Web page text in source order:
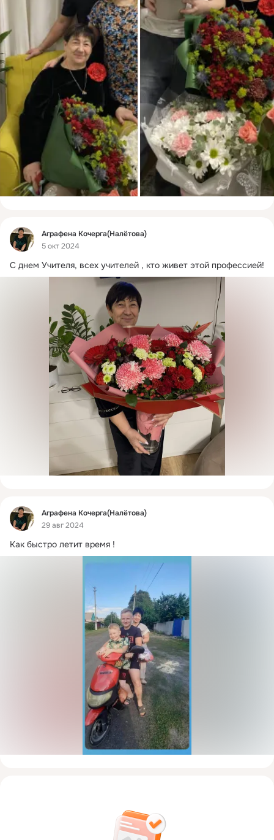
Фид
Аграфена Кочерга(Налётова)
5 окт 2024
С днем Учителя, всех учителей , кто живет этой профессией!
Фид
Аграфена Кочерга(Налётова)
29 авг 2024
Как быстро летит время !